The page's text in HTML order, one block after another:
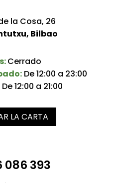
la Cosa, 26
Bilbao
Cerrado
De 12:00 a 23:00
De 12:00 a 21:00
LA CARTA
086 393